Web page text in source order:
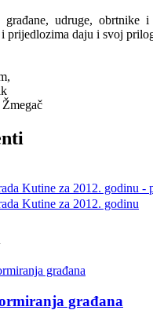
građane, udruge, obrtnike
prijedlozima daju i svoj
Kutine za 2012. godinu -
Kutine za 2012. godinu
građana